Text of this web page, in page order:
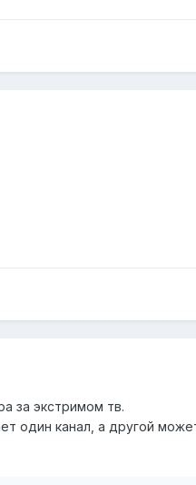
за экстримом тв.
один канал, а другой